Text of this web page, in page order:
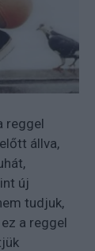
reggel
állva,
új
tudjuk,
a reggel